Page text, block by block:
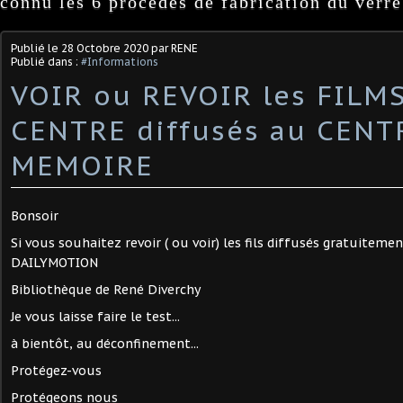
Publié le 28 Octobre 2020 par RENE
Publié dans : #Informations
VOIR ou REVOIR les
CENTRE diffusés au
MEMOIRE
Bonsoir
Si vous souhaitez revoir ( ou voir) les fils diffusés
DAILYMOTION
Bibliothèque de René Diverchy
Je vous laisse faire le test...
à bientôt, au déconfinement...
Protégez-vous
Protégeons nous